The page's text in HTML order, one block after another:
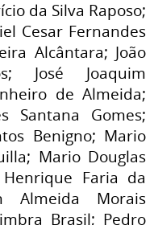
da Silva Raposo;
Cesar Fernandes
Alcântara; João
José Joaquim
de Almeida;
Santana Gomes;
Benigno; Mario
Mario Douglas
Faria da
Almeida Morais
Brasil; Pedro